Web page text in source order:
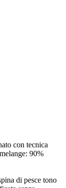
con tecnica
90%
di pesce tono